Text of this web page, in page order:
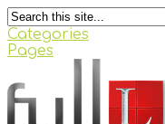
Categories
Pages